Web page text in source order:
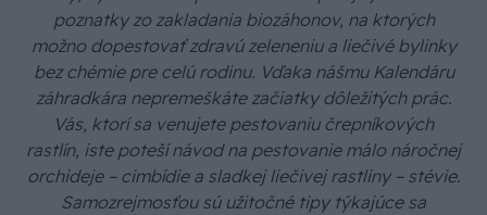
poznatky zo zakladania biozáhonov, na ktorých
možno dopestovať zdravú zeleneniu a liečivé bylinky
bez chémie pre celú rodinu. Vďaka nášmu Kalendáru
záhradkára nepremeškáte začiatky dôležitých prác.
Vás, ktorí sa venujete pestovaniu črepníkových
rastlín, iste poteší návod na pestovanie málo náročnej
orchideje – cimbídie a sladkej liečivej rastliny – stévie.
Samozrejmosťou sú užitočné tipy týkajúce sa